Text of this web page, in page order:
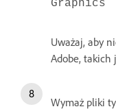
Graphics
Uważaj, aby
Adobe, takich
Wymaż pliki